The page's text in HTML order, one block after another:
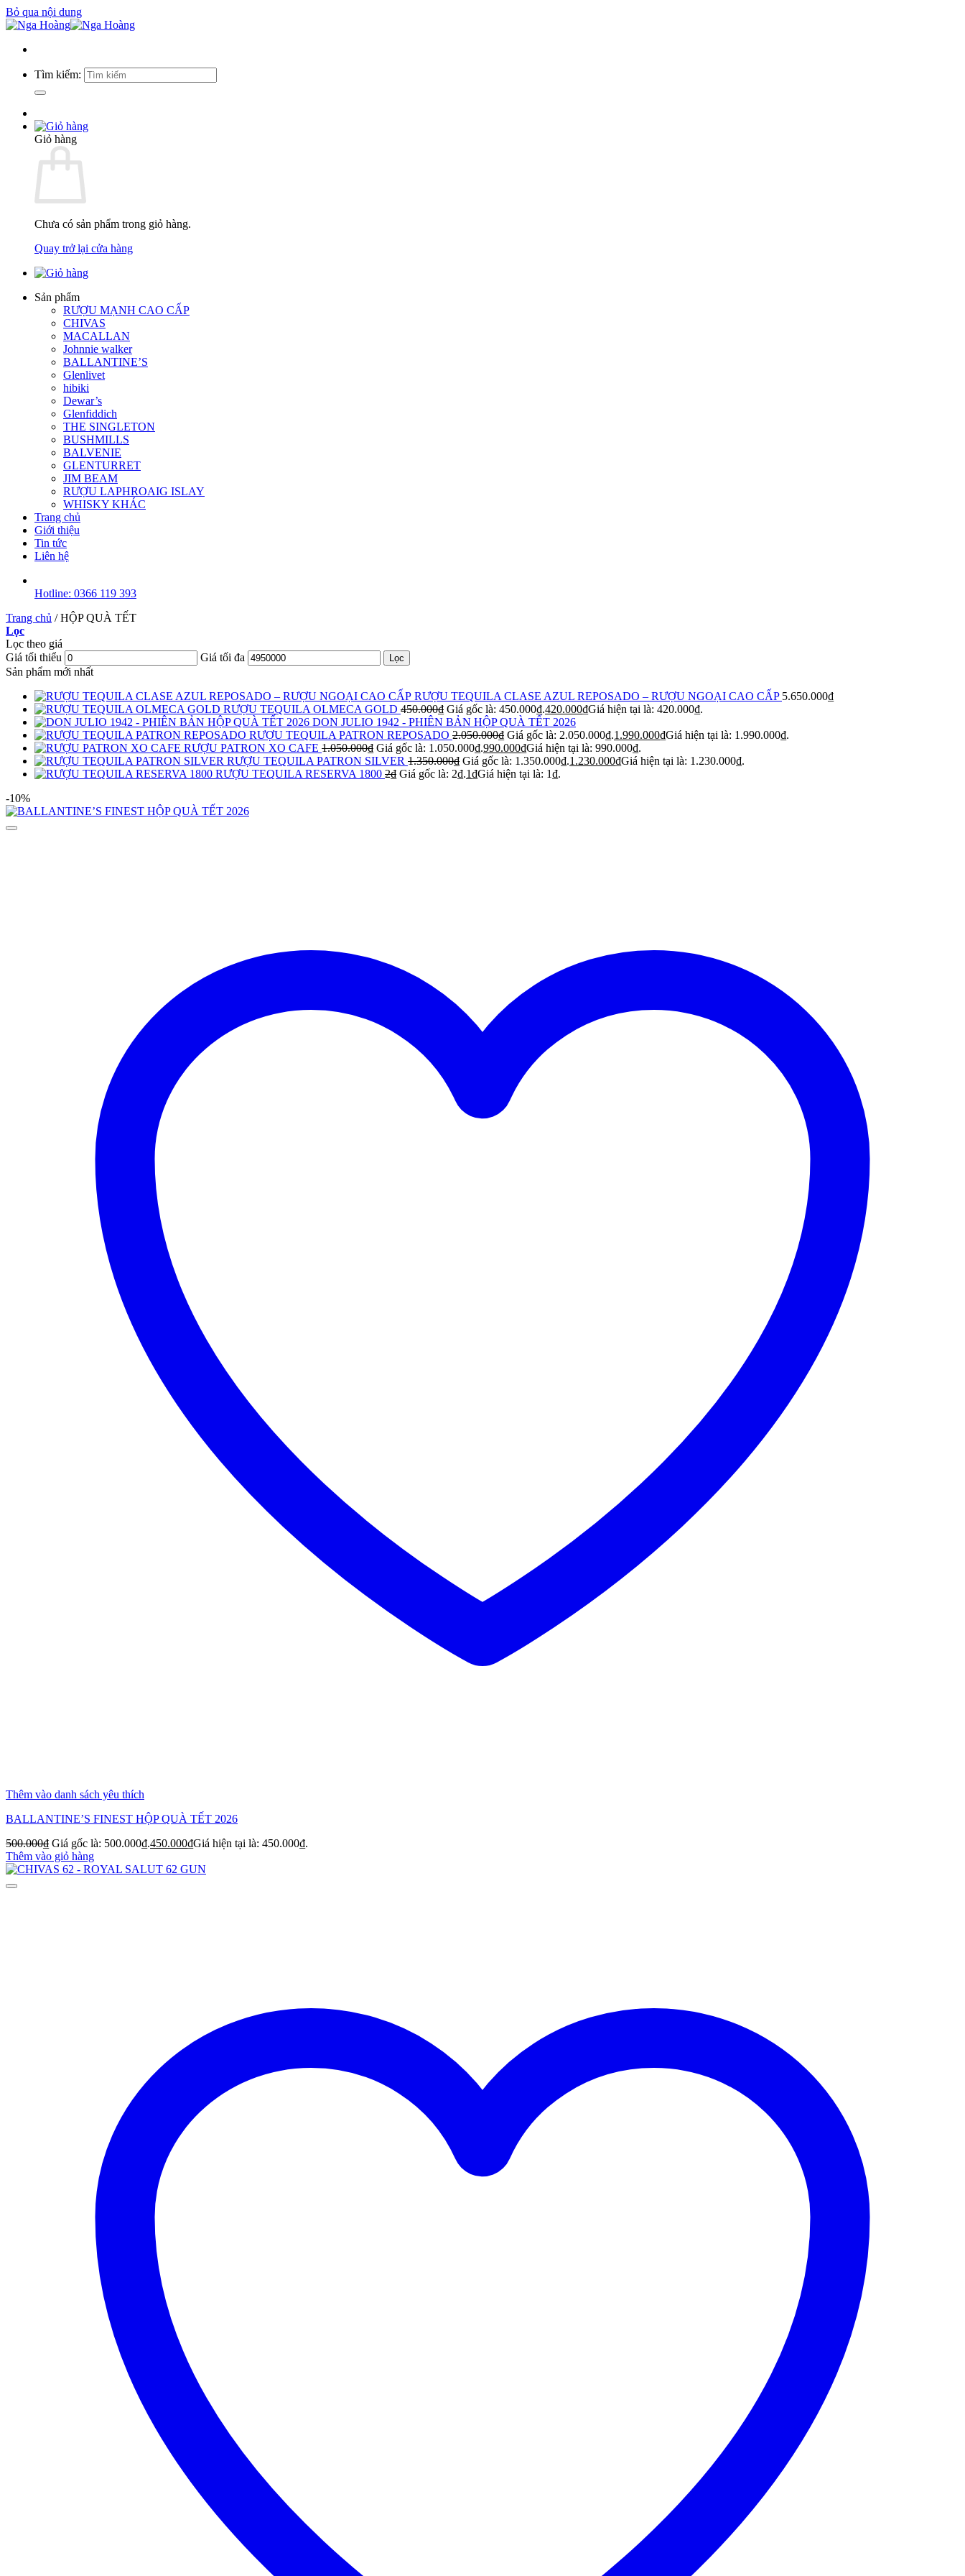
Bỏ qua nội dung
Tìm kiếm:
Giỏ hàng
Chưa có sản phẩm trong giỏ hàng.
Quay trở lại cửa hàng
Sản phẩm
RƯỢU MẠNH CAO CẤP
CHIVAS
MACALLAN
Johnnie walker
BALLANTINE’S
Glenlivet
hibiki
Dewar’s
Glenfiddich
THE SINGLETON
BUSHMILLS
BALVENIE
GLENTURRET
JIM BEAM
RƯỢU LAPHROAIG ISLAY
WHISKY KHÁC
Trang chủ
Giới thiệu
Tin tức
Liên hệ
Hotline: 0366 119 393
Trang chủ /HỘP QUÀ TẾT
Lọc
Lọc theo giá
Giá tối thiểu
Giá tối đa Lọc
Sản phẩm mới nhất
RƯỢU TEQUILA CLASE AZUL REPOSADO – RƯỢU NGOẠI CAO CẤP 5.650.000₫
RƯỢU TEQUILA OLMECA GOLD 450.000₫ Giá gốc là: 450.000₫.420.000₫Giá hiện tại là: 420.000₫.
DON JULIO 1942 - PHIÊN BẢN HỘP QUÀ TẾT 2026
RƯỢU TEQUILA PATRON REPOSADO 2.050.000₫ Giá gốc là: 2.050.000₫.1.990.000₫Giá hiện tại là: 1.990.000₫.
RƯỢU PATRON XO CAFE 1.050.000₫ Giá gốc là: 1.050.000₫.990.000₫Giá hiện tại là: 990.000₫.
RƯỢU TEQUILA PATRON SILVER 1.350.000₫ Giá gốc là: 1.350.000₫.1.230.000₫Giá hiện tại là: 1.230.000₫.
RƯỢU TEQUILA RESERVA 1800 2₫ Giá gốc là: 2₫.1₫Giá hiện tại là: 1₫.
-10%
Thêm vào danh sách yêu thích
BALLANTINE’S FINEST HỘP QUÀ TẾT 2026
500.000₫ Giá gốc là: 500.000₫.450.000₫Giá hiện tại là: 450.000₫.
Thêm vào giỏ hàng